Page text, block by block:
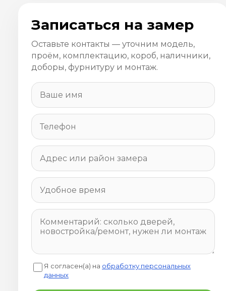
Записаться на замер
Оставьте контакты — уточним модель,
проём, комплектацию, короб, наличники,
доборы, фурнитуру и монтаж.
Я согласен(а) на обработку персональных
данных